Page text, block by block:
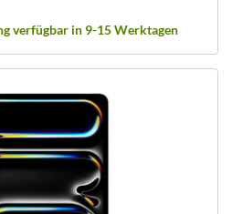
verfügbar in 9-15 Werktagen